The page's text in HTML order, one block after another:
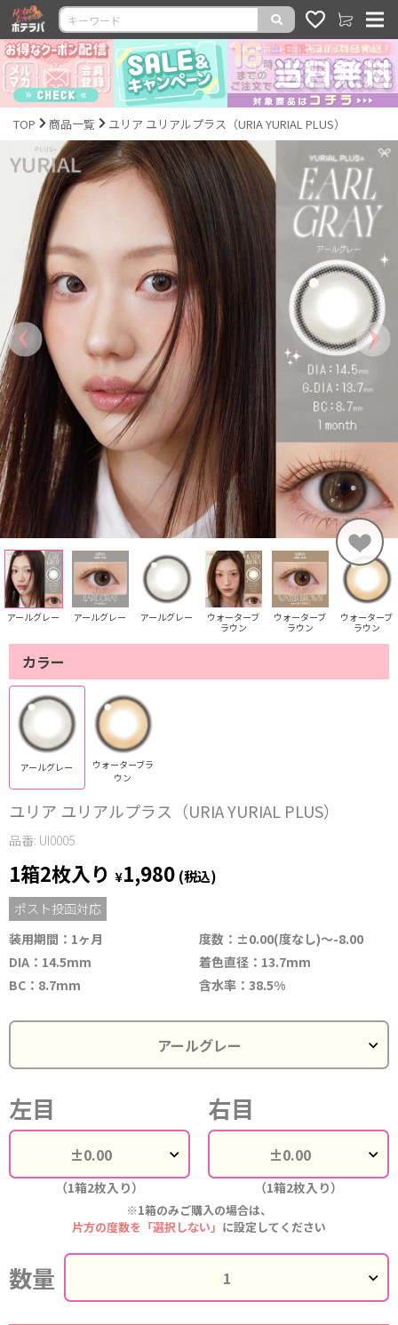
TOP 商品一覧 ユリア ユリアルプラス（URIA YURIAL PLUS）
アールグレー アールグレー アールグレー
ウォーターブ
ラウン
ウォーターブ
ラウン
ウォーターブ
ラウン
カラー
アールグレー
ウォーターブラ
ウン
ユリア ユリアルプラス（URIA YURIAL PLUS）
品番: UI0005
1箱2枚入り ¥1,980 (税込)
ポスト投函対応
装用期間：1ヶ月
度数：±0.00(度なし)～-8.00
DIA：14.5mm
着色直径：13.7mm
BC：8.7mm
含水率：38.5%
左目
（1箱2枚入り）
右目
（1箱2枚入り）
※1箱のみご購入の場合は、
片方の度数を「選択しない」 に設定してください
数量